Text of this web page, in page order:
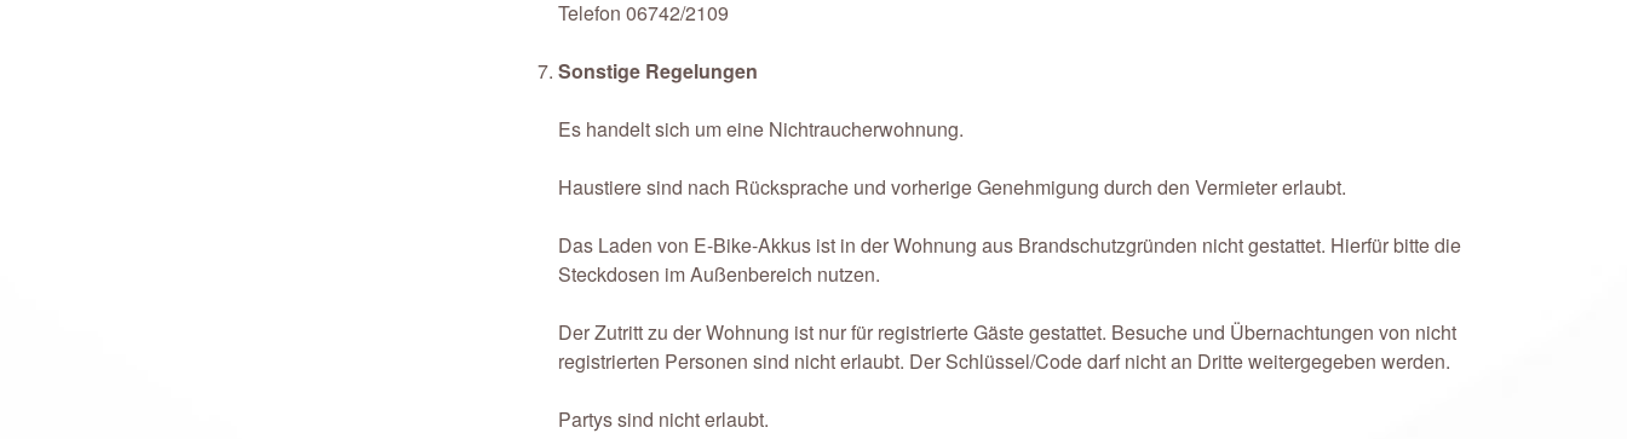
Telefon 06742/2109
Sonstige Regelungen
Es handelt sich um eine Nichtraucherwohnung.
Haustiere sind nach Rücksprache und vorherige Genehmigung durch den Vermieter erlaubt.
Das Laden von E-Bike-Akkus ist in der Wohnung aus Brandschutzgründen nicht gestattet. Hierfür bitte die
Steckdosen im Außenbereich nutzen.
Der Zutritt zu der Wohnung ist nur für registrierte Gäste gestattet. Besuche und Übernachtungen von nicht
registrierten Personen sind nicht erlaubt. Der Schlüssel/Code darf nicht an Dritte weitergegeben werden.
Partys sind nicht erlaubt.